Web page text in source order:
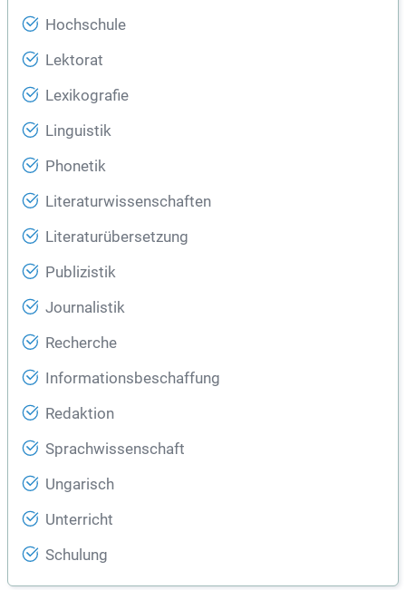
Hochschule
Lektorat
Lexikografie
Linguistik
Phonetik
Literaturwissenschaften
Literaturübersetzung
Publizistik
Journalistik
Recherche
Informationsbeschaffung
Redaktion
Sprachwissenschaft
Ungarisch
Unterricht
Schulung